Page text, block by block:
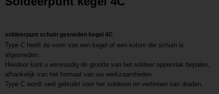
L201805281645
soldeerpunt schuin gesneden kegel 4C
Type C heeft de vorm van een kegel of een kolom die schuin is
afgesneden.
Hierdoor kunt u eenvoudig de grootte van het soldeer oppervlak bepalen,
afhankelijk van het formaat van uw werkzaamheden.
Type C wordt veel gebruikt voor het solderen en vertinnen van draden.